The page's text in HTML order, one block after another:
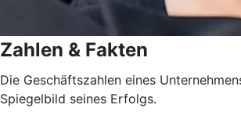
Zahlen & Fakten
Die Geschäftszahlen eines
Spiegelbild seines Erfolgs.